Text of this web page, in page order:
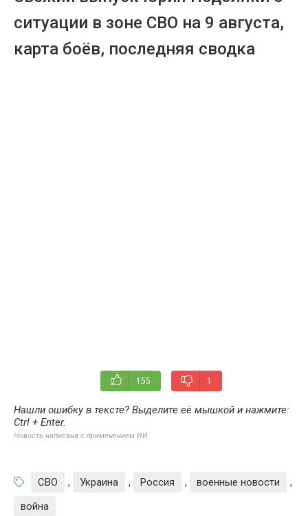
ситуации в зоне СВО на 9 августа,
карта боёв, последняя сводка
155 1
Нашли ошибку в тексте? Выделите её мышкой и нажмите:
Ctrl + Enter.
Новость написана с применением ИИ
СВО , Украина , Россия , военные новости
,
война